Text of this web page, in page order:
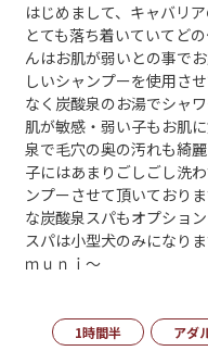
はじめまして、キャバリ
とても落ち着いていてど
んはお肌が弱いとの事で
しいシャンプーを使用さ
なく炭酸泉のお湯でシャ
肌が敏感・弱い子もお肌
泉で毛穴の奥の汚れも綺
子にはあまりごしごし洗
ンプーさせて頂いており
な炭酸泉スパもオプショ
スパは小型犬のみになり
ｍｕｎｉ～
1時間半 アダ